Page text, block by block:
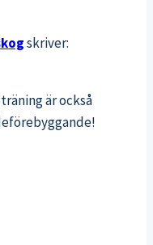
skriver:
är också